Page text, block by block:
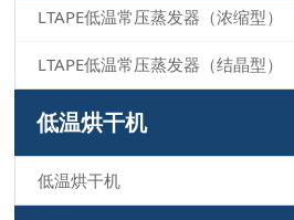
LTAPE低温常压蒸发器（浓缩型）
LTAPE低温常压蒸发器（结晶型）
低温烘干机
低温烘干机